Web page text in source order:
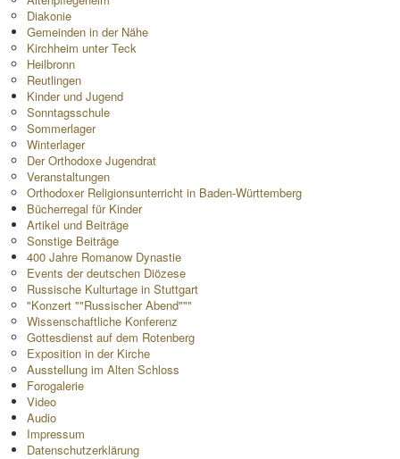
Diakonie
Gemeinden in der Nähe
Kirchheim unter Teck
Heilbronn
Reutlingen
Kinder und Jugend
Sonntagsschule
Sommerlager
Winterlager
Der Orthodoxe Jugendrat
Veranstaltungen
Orthodoxer Religionsunterricht in Baden-Württemberg
Bücherregal für Kinder
Artikel und Beiträge
Sonstige Beiträge
400 Jahre Romanow Dynastie
Events der deutschen Diözese
Russische Kulturtage in Stuttgart
"Konzert ""Russischer Abend"""
Wissenschaftliche Konferenz
Gottesdienst auf dem Rotenberg
Exposition in der Kirche
Ausstellung im Alten Schloss
Forogalerie
Video
Audio
Impressum
Datenschutzerklärung